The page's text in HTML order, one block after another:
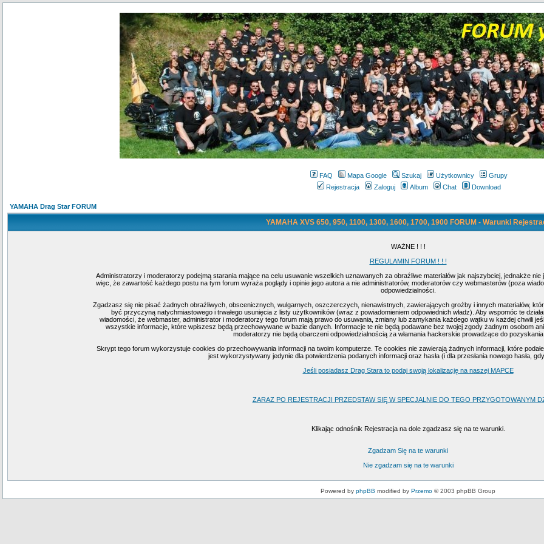
FAQ Mapa Google Szukaj Użytkownicy
Grupy
Rejestracja
Zaloguj Album Chat Download
YAMAHA Drag Star FORUM
YAMAHA XVS 650, 950, 1100, 1300, 1600, 1700, 1900 FORUM - Warunki
WAŻNE ! ! !
REGULAMIN FORUM ! ! !
Administratorzy i moderatorzy podejmą starania mające na celu usuwanie wszelkich uznawanych za obraźliwe materiałów jak najszybciej, jednakże
więc, że zawartość każdego postu na tym forum wyraża poglądy i opinie jego autora a nie administratorów, moderatorów czy webmasterów (poza
odpowiedzialności.
Zgadzasz się nie pisać żadnych obraźliwych, obscenicznych, wulgarnych, oszczerczych, nienawistnych, zawierających groźby i innych materiałów,
być przyczyną natychmiastowego i trwałego usunięcia z listy użytkowników (wraz z powiadomieniem odpowiednich władz). Aby wspomóc te
wiadomości, że webmaster, administrator i moderatorzy tego forum mają prawo do usuwania, zmiany lub zamykania każdego wątku w każdej chwili
wszystkie informacje, które wpiszesz będą przechowywane w bazie danych. Informacje te nie będą podawane bez twojej zgody żadnym osobom
moderatorzy nie będą obarczeni odpowiedzialnością za włamania hackerskie prowadzące do
Skrypt tego forum wykorzystuje cookies do przechowywania informacji na twoim komputerze. Te cookies nie zawierają żadnych informacji, które
jest wykorzystywany jedynie dla potwierdzenia podanych informacji oraz hasła (i dla przesłania nowego hasła,
Jeśli posiadasz Drag Stara to podaj swoją lokalizację na naszej MAPCE
ZARAZ PO REJESTRACJI PRZEDSTAW SIĘ W SPECJALNIE DO TEGO PRZYGOTOWANYM
Klikając odnośnik Rejestracja na dole zgadzasz się na te warunki.
Zgadzam Się na te warunki
Nie zgadzam się na te warunki
Powered by phpBB modified by Przemo © 2003 phpBB Group